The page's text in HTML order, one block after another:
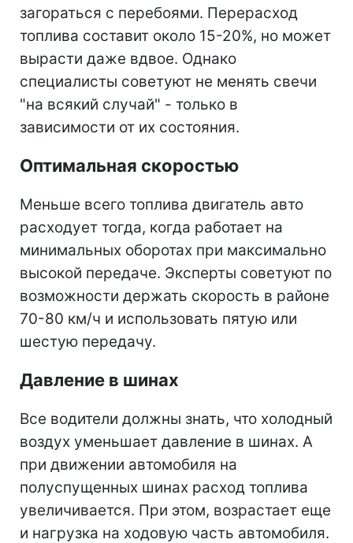
загораться с перебоями. Перерасход
топлива составит около 15-20%, но может
вырасти даже вдвое. Однако
специалисты советуют не менять свечи
"на всякий случай" - только в
зависимости от их состояния.
Оптимальная скоростью
Меньше всего топлива двигатель авто
расходует тогда, когда работает на
минимальных оборотах при максимально
высокой передаче. Эксперты советуют по
возможности держать скорость в районе
70-80 км/ч и использовать пятую или
шестую передачу.
Давление в шинах
Все водители должны знать, что холодный
воздух уменьшает давление в шинах. А
при движении автомобиля на
полуспущенных шинах расход топлива
увеличивается. При этом, возрастает еще
и нагрузка на ходовую часть автомобиля.